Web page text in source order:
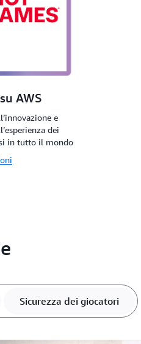
AWS
e
dei
in tutto il mondo
Sicurezza dei giocatori